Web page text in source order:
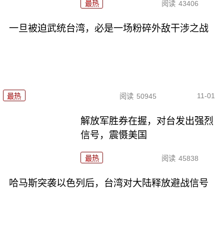
最热 阅读 43406
一旦被迫武统台湾，必是一场粉碎外敌干涉之战
最热 阅读 50945 11-01
解放军胜券在握，对台发出强烈
信号，震慑美国
最热 阅读 45838
哈马斯突袭以色列后，台湾对大陆释放避战信号